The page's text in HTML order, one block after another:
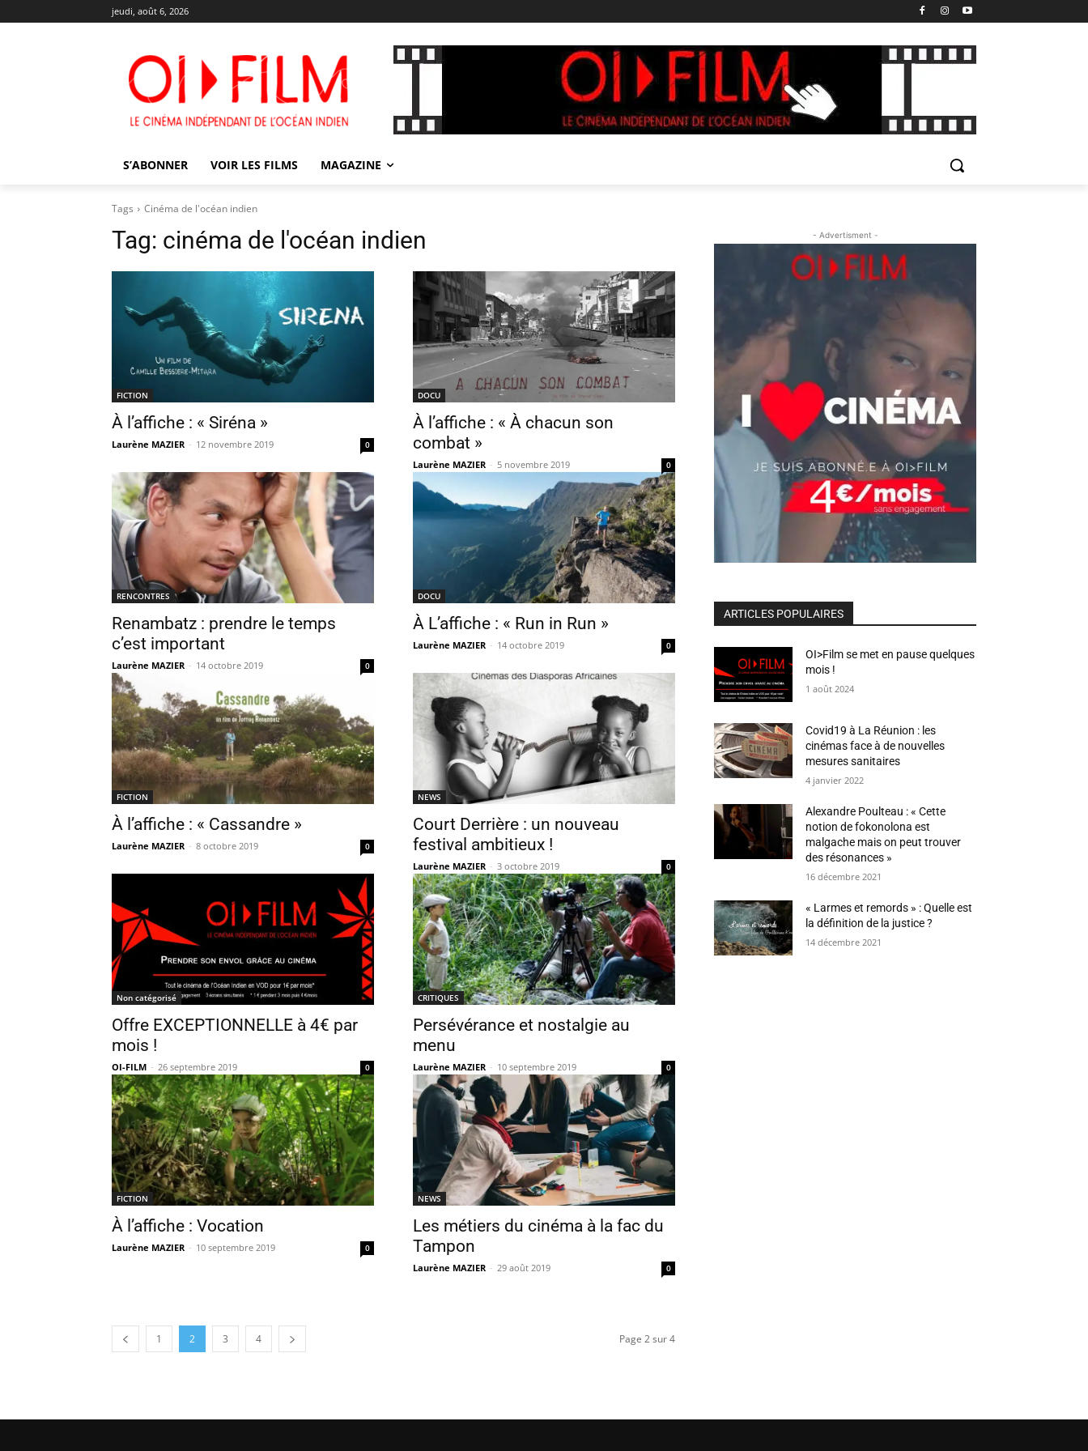
jeudi, août 6, 2026
S’ABONNER VOIR LES FILMS MAGAZINE
Tags Cinéma de l'océan indien
Tag: cinéma de l'océan indien
FICTION
À l’affiche : « Siréna »
Laurène MAZIER - 12 novembre 2019 0
DOCU
À l’affiche : « À chacun son
combat »
Laurène MAZIER - 5 novembre 2019 0
RENCONTRES
Renambatz : prendre le temps
c’est important
Laurène MAZIER - 14 octobre 2019 0
DOCU
À L’affiche : « Run in Run »
Laurène MAZIER - 14 octobre 2019 0
FICTION
À l’affiche : « Cassandre »
Laurène MAZIER - 8 octobre 2019 0
NEWS
Court Derrière : un nouveau
festival ambitieux !
Laurène MAZIER - 3 octobre 2019 0
Non catégorisé
Offre EXCEPTIONNELLE à 4€ par
mois !
OI-FILM - 26 septembre 2019 0
CRITIQUES
Persévérance et nostalgie au
menu
Laurène MAZIER - 10 septembre 2019 0
FICTION
À l’affiche : Vocation
Laurène MAZIER - 10 septembre 2019 0
NEWS
Les métiers du cinéma à la fac du
Tampon
Laurène MAZIER - 29 août 2019 0
1 2 3 4 Page 2 sur 4
- Advertisment -
ARTICLES POPULAIRES
OI>Film se met en pause quelques
mois !
1 août 2024
Covid19 à La Réunion : les
cinémas face à de nouvelles
mesures sanitaires
4 janvier 2022
Alexandre Poulteau : « Cette
notion de fokonolona est
malgache mais on peut trouver
des résonances »
16 décembre 2021
« Larmes et remords » : Quelle est
la définition de la justice ?
14 décembre 2021